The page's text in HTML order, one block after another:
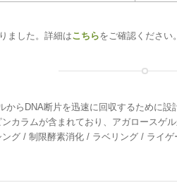
ました。詳細はこちらをご確認ください。
らDNA断片を迅速に回収するために設
カラムが含まれており、アガロースゲ
グ / 制限酵素消化 / ラベリング / ライ